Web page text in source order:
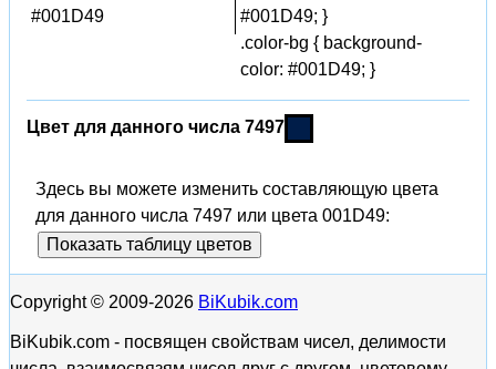
#001D49
#001D49; }
.color-bg { background-
color: #001D49; }
Цвет для данного числа 7497
Здесь вы можете изменить составляющую цвета
для данного числа 7497 или цвета 001D49:
Показать таблицу цветов
Copyright © 2009-2026 BiKubik.com
BiKubik.com - посвящен свойствам чисел, делимости